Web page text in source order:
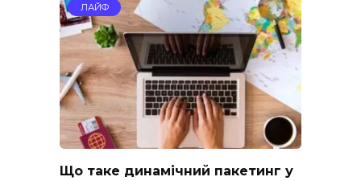
ЛАЙФ
Що таке динамічний пакетинг у